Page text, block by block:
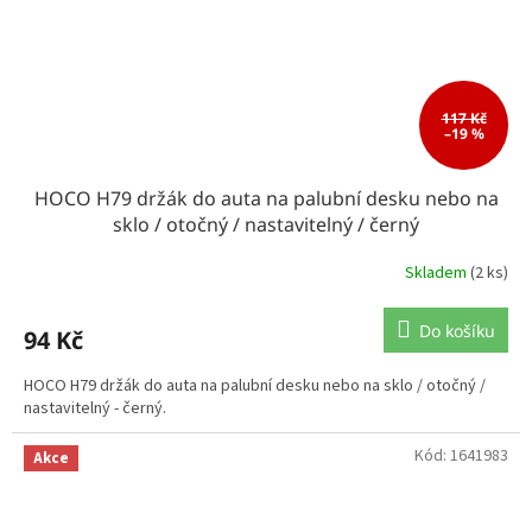
117 Kč
–19 %
HOCO H79 držák do auta na palubní desku nebo na
sklo / otočný / nastavitelný / černý
Skladem (2 ks)
94 Kč Do košíku
HOCO H79 držák do auta na palubní desku nebo na sklo / otočný /
nastavitelný - černý.
Akce Kód: 1641983